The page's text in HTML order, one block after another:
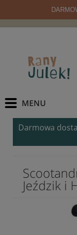
Darmowa
Jeździk i